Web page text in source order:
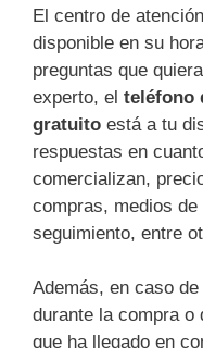
El centro de
disponible en su
preguntas que
experto, el teléfono
gratuito está a tu
respuestas en
comercializan,
compras, medios
seguimiento, entre
Además, en caso
durante la compra o
que ha llegado en